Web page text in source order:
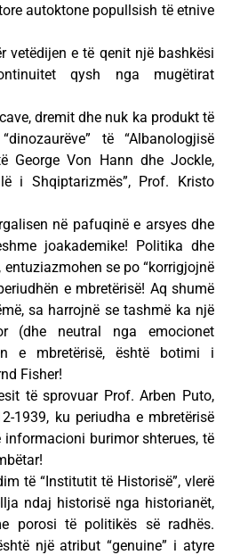
autoktone popullsish të etnive
vetëdijen e të qenit një bashkësi
qysh nga mugëtirat
dremit dhe nuk ka produkt të
të “Albanologjisë
George Von Hann dhe Jockle,
i Shqiptarizmës”, Prof. Kristo
në pafuqinë e arsyes dhe
joakademike! Politika dhe
se po “korrigjojnë
e mbretërisë! Aq shumë
sa harrojnë se tashmë ka një
(dhe neutral nga emocionet
e mbretërisë, është botimi i
Fisher!
të sprovuar Prof. Arben Puto,
1939, ku periudha e mbretërisë
informacioni burimor shterues, të
të “Institutit të Historisë”, vlerë
ndaj historisë nga historianët,
porosi të politikës së radhës.
një atribut “genuine” i atyre